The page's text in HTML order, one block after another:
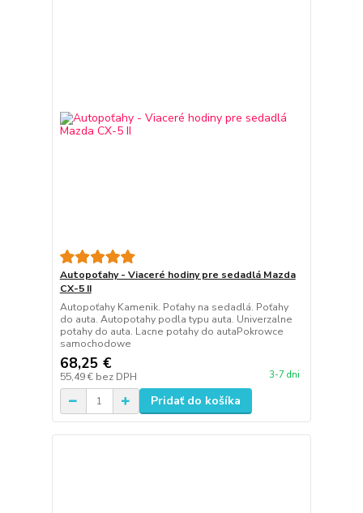
Autopoťahy - Viaceré hodiny pre sedadlá Mazda
CX-5 II
Autopoťahy Kamenik. Poťahy na sedadlá. Poťahy
do auta. Autopotahy podla typu auta. Univerzalne
potahy do auta. Lacne potahy do autaPokrowce
samochodowe
68,25 €
55,49 € bez DPH 3-7 dni
Pridať do košíka